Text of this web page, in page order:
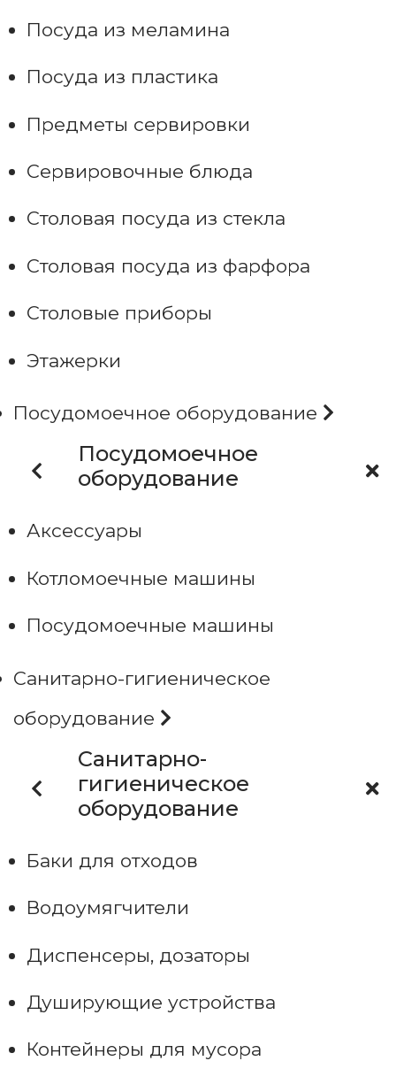
Посуда из меламина
Посуда из пластика
Предметы сервировки
Сервировочные блюда
Столовая посуда из стекла
Столовая посуда из фарфора
Столовые приборы
Этажерки
Посудомоечное оборудование
Посудомоечное
оборудование
Аксессуары
Котломоечные машины
Посудомоечные машины
Санитарно-гигиеническое
оборудование
Санитарно-
гигиеническое
оборудование
Баки для отходов
Водоумягчители
Диспенсеры, дозаторы
Душирующие устройства
Контейнеры для мусора